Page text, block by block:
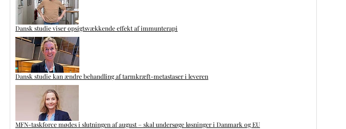
Dansk studie viser opsigtsvækkende effekt af immunterapi
Dansk studie kan ændre behandling af tarmkræft-metastaser i leveren
MFN-taskforce mødes i slutningen af august – skal undersøge løsninger i Danmark og EU